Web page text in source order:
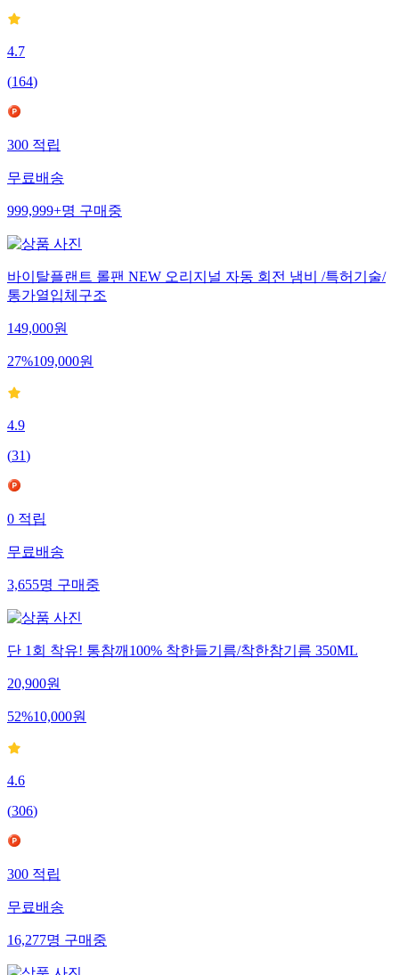
4.7
(164)
300 적립
무료배송
999,999+명 구매중
바이탈플랜트 롤팬 NEW 오리지널 자동 회전 냄비 /특허기술/
통가열입체구조
149,000원
27%109,000원
4.9
(31)
0 적립
무료배송
3,655명 구매중
단 1회 착유! 통참깨100% 착한들기름/착한참기름 350ML
20,900원
52%10,000원
4.6
(306)
300 적립
무료배송
16,277명 구매중